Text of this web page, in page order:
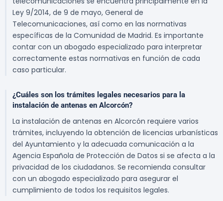
Ley 9/2014, de 9 de mayo, General de
Telecomunicaciones, así como en las normativas
específicas de la Comunidad de Madrid. Es importante
contar con un abogado especializado para interpretar
correctamente estas normativas en función de cada
caso particular.
¿Cuáles son los trámites legales necesarios para la
instalación de antenas en Alcorcón?
La instalación de antenas en Alcorcón requiere varios
trámites, incluyendo la obtención de licencias urbanísticas
del Ayuntamiento y la adecuada comunicación a la
Agencia Española de Protección de Datos si se afecta a la
privacidad de los ciudadanos. Se recomienda consultar
con un abogado especializado para asegurar el
cumplimiento de todos los requisitos legales.